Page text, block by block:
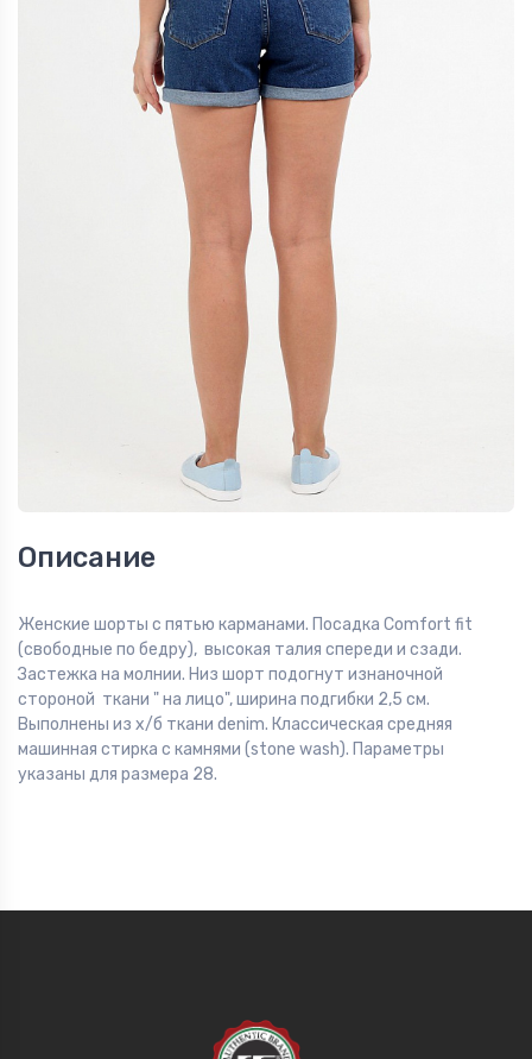
Описание
Женские шорты с пятью карманами. Посадка Comfort fit
(свободные по бедру), высокая талия спереди и сзади.
Застежка на молнии. Низ шорт подогнут изнаночной
стороной ткани " на лицо", ширина подгибки 2,5 см.
Выполнены из x/б ткани denim. Классическая средняя
машинная стирка с камнями (stone wash). Параметры
указаны для размера 28.